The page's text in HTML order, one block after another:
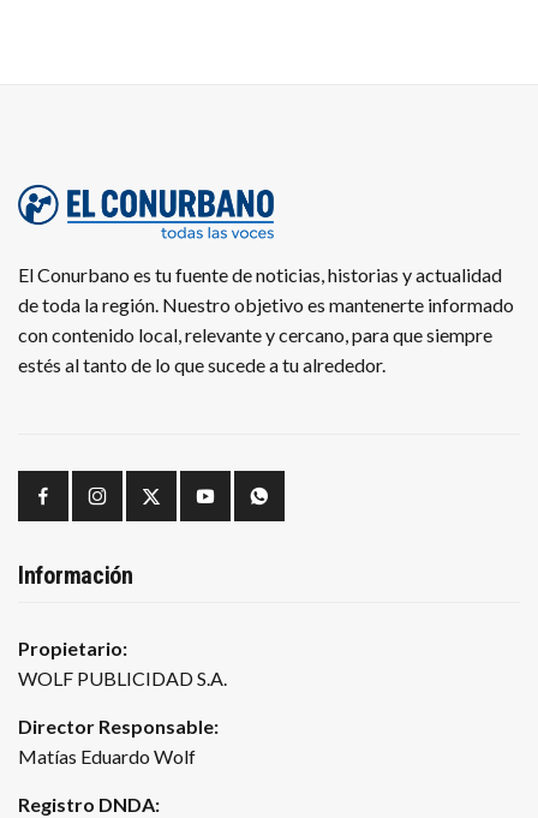
El Conurbano es tu fuente de noticias, historias y actualidad
de toda la región. Nuestro objetivo es mantenerte informado
con contenido local, relevante y cercano, para que siempre
estés al tanto de lo que sucede a tu alrededor.
Información
Propietario:
WOLF PUBLICIDAD S.A.
Director Responsable:
Matías Eduardo Wolf
Registro DNDA: